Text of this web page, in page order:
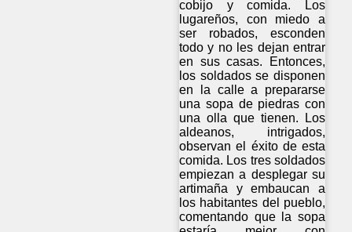
cobijo y comida. Los
lugareños, con miedo a
ser robados, esconden
todo y no les dejan entrar
en sus casas. Entonces,
los soldados se disponen
en la calle a prepararse
una sopa de piedras con
una olla que tienen. Los
aldeanos, intrigados,
observan el éxito de esta
comida. Los tres soldados
empiezan a desplegar su
artimaña y embaucan a
los habitantes del pueblo,
comentando que la sopa